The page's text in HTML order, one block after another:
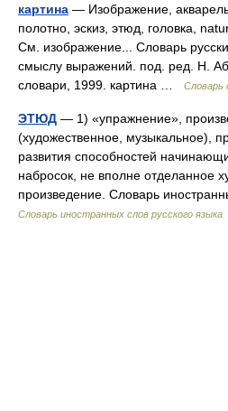
картина — Изображение,
полотно, эскиз, этюд, головка,
См. изображение... Словарь
смыслу выражений. под. ред. Н.
словари, 1999. картина …
Словарь
ЭТЮД — 1) «упражнение»,
(художественное, музыкальное),
развития способностей
набросок, не вполне отделанное
произведение. Словарь
Словарь иностранных слов русского языка